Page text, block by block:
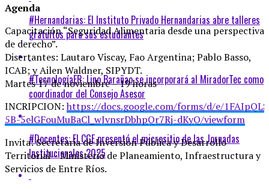
Agenda
Capacitación “Seguridad Alimentaria desde una perspectiva
de derecho”.
Disertantes: Lautaro Viscay, Fao Argentina; Pablo Basso,
ICAB; y Ailen Waldner, SIPYDT.
Martes 17 de noviembre – 19 horas
INCRIPCION:https://docs.google.com/forms/d/e/
5B-5clGFouMuBaCl_wJvnsrDbhpQr7Rj-dKyQ/viewform
Invita: Secretaria de Inversión Pública y Desarrollo
Territorial – Ministerio de Planeamiento, Infraestructura y
Servicios de Entre Ríos.
#Hernandarias: El Instituto Privado Hernandarias abre talleres
gratuitos para sus estudiantes
#TecnologíaER: Lino Barañao se incorporará al MiradorTec como
coordinador del Consejo Asesor
#Docentes: El CGE presentó el micrositio de las Jornadas
Institucionales 2025